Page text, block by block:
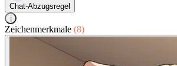
Chat-Abzugsregel
i
Zeichenmerkmale (8)